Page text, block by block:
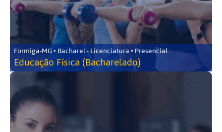
Formiga-MG • Bacharel - Licenciatura • Presencial
Educação Física (Bacharelado)